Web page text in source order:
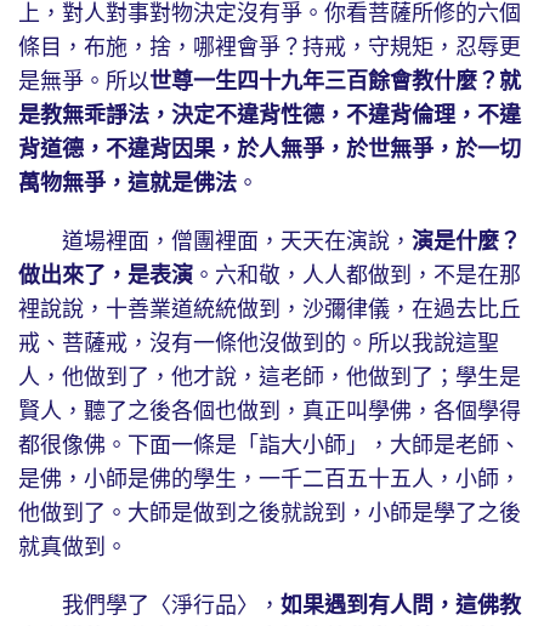
上，對人對事對物決定沒有爭。你看菩薩所修的六個
條目，布施，捨，哪裡會爭？持戒，守規矩，忍辱更
是無爭。所以世尊一生四十九年三百餘會教什麼？就
是教無乖諍法，決定不違背性德，不違背倫理，不違
背道德，不違背因果，於人無爭，於世無爭，於一切
萬物無爭，這就是佛法 。
道場裡面，僧團裡面，天天在演說， 演是什麼？
做出來了，是表演 。六和敬，人人都做到，不是在那
裡說說，十善業道統統做到，沙彌律儀，在過去比丘
戒、菩薩戒，沒有一條他沒做到的。所以我說這聖
人，他做到了，他才說，這老師，他做到了；學生是
賢人，聽了之後各個也做到，真正叫學佛，各個學得
都很像佛。下面一條是「詣大小師」，大師是老師、
是佛，小師是佛的學生，一千二百五十五人，小師，
他做到了。大師是做到之後就說到，小師是學了之後
就真做到。
我們學了〈淨行品〉， 如果遇到有人問，這佛教